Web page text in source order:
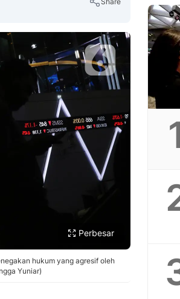
Copy Link
Perbesar
hukum yang agresif oleh
Yuniar)